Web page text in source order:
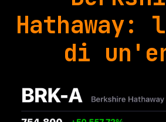
Hathaway:
di